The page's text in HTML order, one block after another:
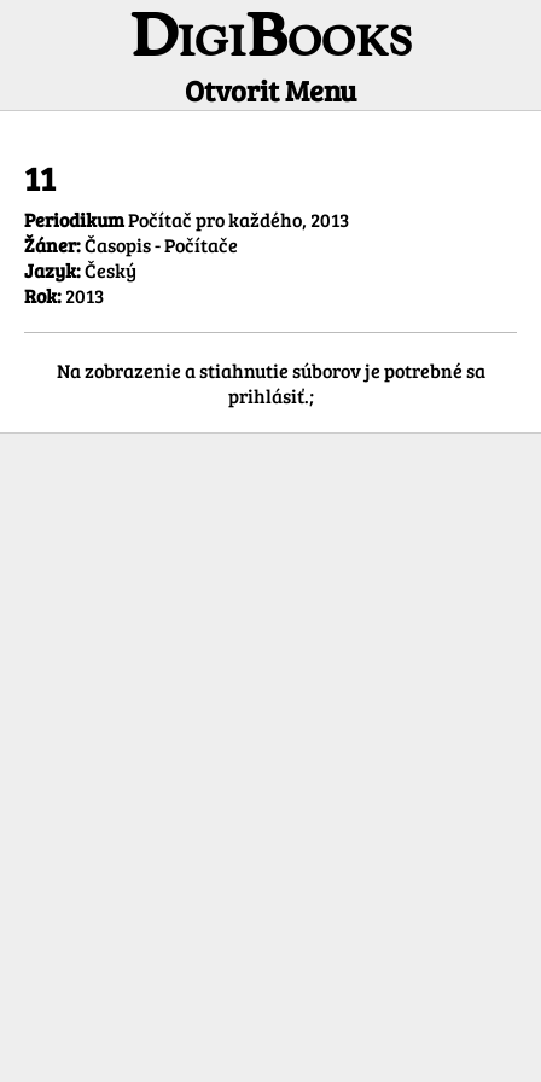
DigiBooks
Otvorit Menu
11
PeriodikumPočítač pro každého, 2013
Žáner:Časopis - Počítače
Jazyk:Český
Rok:2013
Na zobrazenie a stiahnutie súborov je potrebné sa
prihlásiť.;